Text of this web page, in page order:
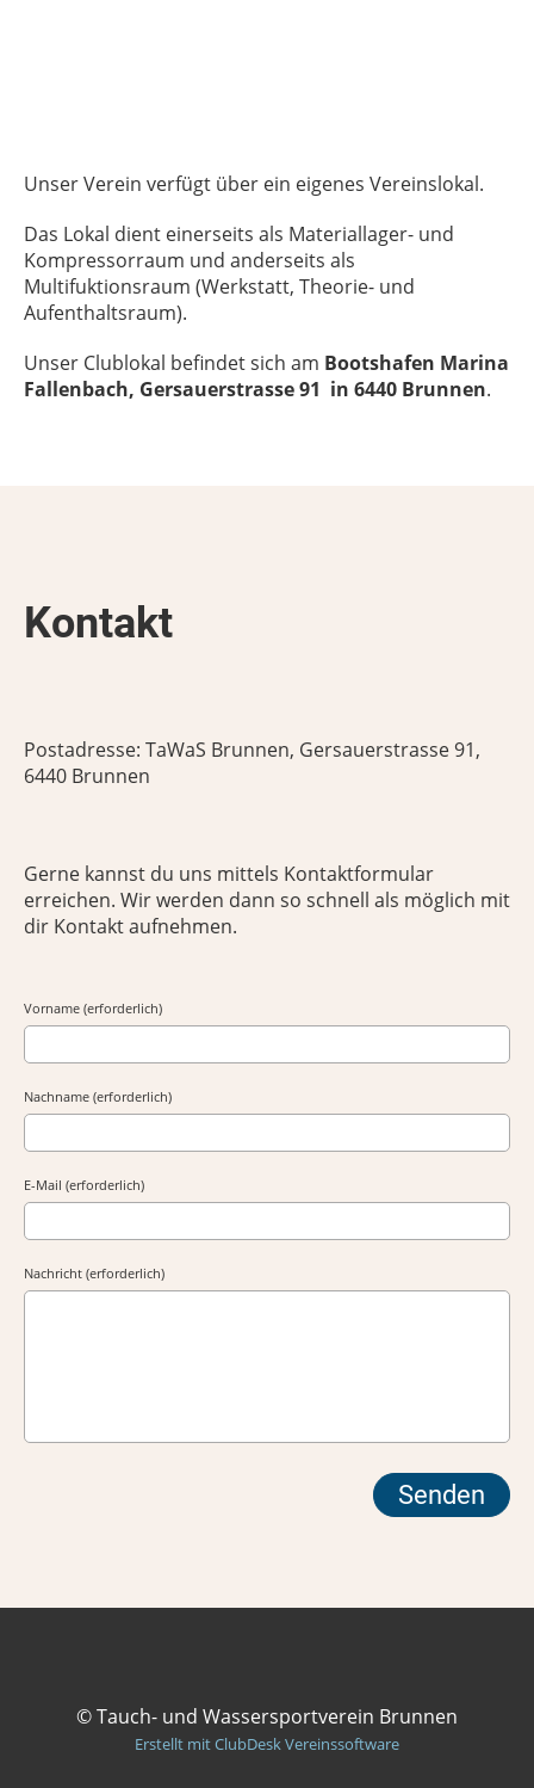
Unser Verein verfügt über ein eigenes Vereinslokal.
Das Lokal dient einerseits als Materiallager- und
Kompressorraum und anderseits als
Multifuktionsraum (Werkstatt, Theorie- und
Aufenthaltsraum).
Unser Clublokal befindet sich am Bootshafen Marina
Fallenbach, Gersauerstrasse 91 in 6440 Brunnen.
Kontakt
Postadresse: TaWaS Brunnen, Gersauerstrasse 91,
6440 Brunnen
Gerne kannst du uns mittels Kontaktformular
erreichen. Wir werden dann so schnell als möglich mit
dir Kontakt aufnehmen.
Vorname (erforderlich)
Nachname (erforderlich)
E-Mail (erforderlich)
Nachricht (erforderlich)
© Tauch- und Wassersportverein Brunnen
Erstellt mit ClubDesk Vereinssoftware